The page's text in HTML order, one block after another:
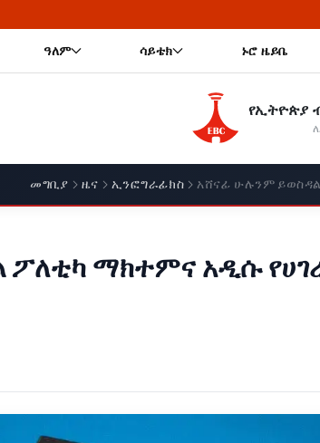
ዓለም ሳይቴክ ኑሮ ዜይቤ
የኢትዮጵያ
መግቢያ ዜና ኢንፎግራፊክስ አሸናፊ ሁሉንም
ፖለቲካ ማክተምና አዲሱ